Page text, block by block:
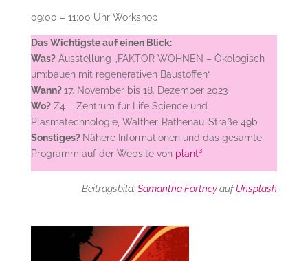
09:00 – 11:00 Uhr Workshop
Das Wichtigste auf einen Blick:
Was?Ausstellung „FAKTOR WOHNEN – Ökologisch
um:bauen mit regenerativen Baustoffen“
Wann?17. November bis 18. Dezember 2023
Wo?Z4 – Zentrum für Life Science und
Plasmatechnologie, Walther-Rathenau-Straße 49b
Sonstiges? Nähere Informationen und das gesamte
Programm auf der Website von plant³
Beitragsbild:Samantha FortneyaufUnsplash